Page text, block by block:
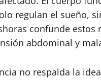
regulan el sueño,
confunde estos
abdominal y
no respalda la